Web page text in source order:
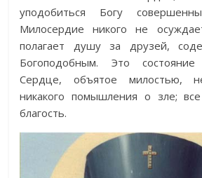
уподобиться Богу
Милосердие никого не
полагает душу за друзей,
Богоподобным. Это
Сердце, объятое милостью,
никакого помышления о зле;
благость.